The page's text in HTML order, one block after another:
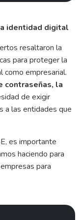
identidad digital
resaltaron la
para proteger la
como empresarial.
contraseñas, la
de exigir
a las entidades que
es importante
haciendo para
para